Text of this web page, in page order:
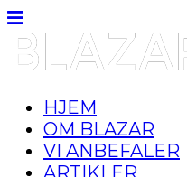
HJEM
OM BLAZAR
VI ANBEFALER
ARTIKLER